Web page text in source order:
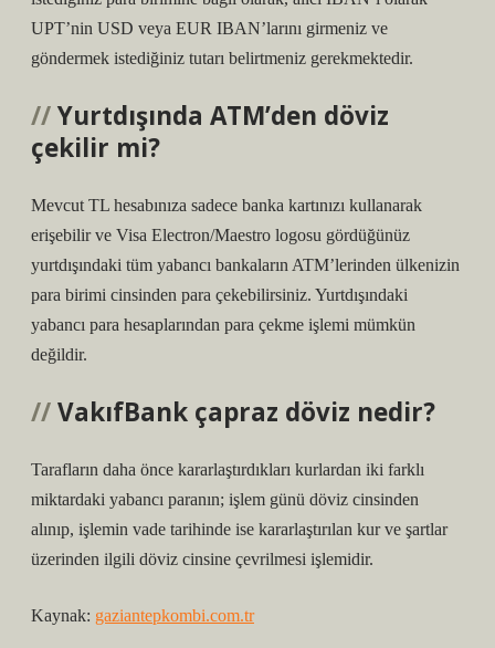
UPT’nin USD veya EUR IBAN’larını girmeniz ve
göndermek istediğiniz tutarı belirtmeniz gerekmektedir.
Yurtdışında ATM’den döviz
çekilir mi?
Mevcut TL hesabınıza sadece banka kartınızı kullanarak
erişebilir ve Visa Electron/Maestro logosu gördüğünüz
yurtdışındaki tüm yabancı bankaların ATM’lerinden ülkenizin
para birimi cinsinden para çekebilirsiniz. Yurtdışındaki
yabancı para hesaplarından para çekme işlemi mümkün
değildir.
VakıfBank çapraz döviz nedir?
Tarafların daha önce kararlaştırdıkları kurlardan iki farklı
miktardaki yabancı paranın; işlem günü döviz cinsinden
alınıp, işlemin vade tarihinde ise kararlaştırılan kur ve şartlar
üzerinden ilgili döviz cinsine çevrilmesi işlemidir.
Kaynak: gaziantepkombi.com.tr